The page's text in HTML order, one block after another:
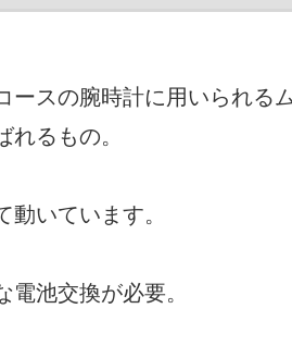
ースの腕時計に用いられる
れるもの。
動いています。
電池交換が必要。